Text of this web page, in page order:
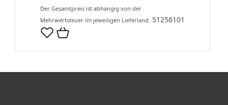
Der Gesamtpreis ist abhängig von der
Mehrwertsteuer im jeweiligen Lieferland. 51256101